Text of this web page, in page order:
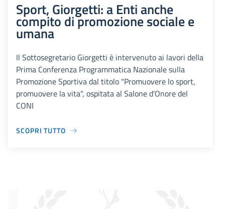
Sport, Giorgetti: a Enti anche
compito di promozione sociale e
umana
Il Sottosegretario Giorgetti è intervenuto ai lavori della
Prima Conferenza Programmatica Nazionale sulla
Promozione Sportiva dal titolo "Promuovere lo sport,
promuovere la vita", ospitata al Salone d'Onore del
CONI
SCOPRI TUTTO